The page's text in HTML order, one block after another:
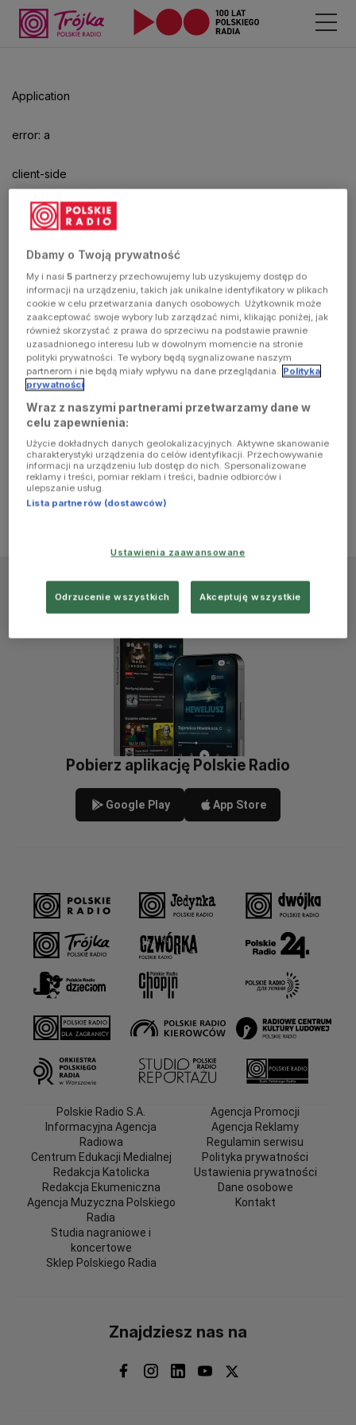
Application
error: a
client-side
exception
has
occurred
(see the
browser
console for
more
information)
aby
odtwarzać.
Pobierz aplikację Polskie Radio
Google Play App Store
Polskie Radio S.A.
Informacyjna Agencja
Radiowa
Centrum Edukacji Medialnej
Redakcja Katolicka
Redakcja Ekumeniczna
Agencja Muzyczna Polskiego
Radia
Studia nagraniowe i
koncertowe
Sklep Polskiego Radia
Agencja Promocji
Agencja Reklamy
Regulamin serwisu
Polityka prywatności
Ustawienia prywatności
Dane osobowe
Kontakt
Znajdziesz nas na
Dbamy o Twoją prywatność
My i nasi5 partnerzy przechowujemy lub uzyskujemy dostęp do
informacji na urządzeniu, takich jak unikalne identyfikatory w plikach
cookie w celu przetwarzania danych osobowych. Użytkownik może
zaakceptować swoje wybory lub zarządzać nimi, klikając poniżej, jak
również skorzystać z prawa do sprzeciwu na podstawie prawnie
uzasadnionego interesu lub w dowolnym momencie na stronie
polityki prywatności. Te wybory będą sygnalizowane naszym
partnerom i nie będą miały wpływu na dane przeglądania. Polityka
prywatności
Wraz z naszymi partnerami przetwarzamy dane w
celu zapewnienia:
Użycie dokładnych danych geolokalizacyjnych. Aktywne skanowanie
charakterystyki urządzenia do celów identyfikacji. Przechowywanie
informacji na urządzeniu lub dostęp do nich. Spersonalizowane
reklamy i treści, pomiar reklam i treści, badnie odbiorców i
ulepszanie usług.
Lista partnerów (dostawców)
Ustawienia zaawansowane
Odrzucenie wszystkich Akceptuję wszystkie